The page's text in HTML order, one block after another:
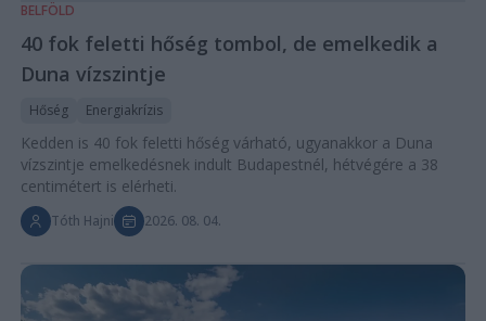
BELFÖLD
40 fok feletti hőség tombol, de emelkedik a
Duna vízszintje
Hőség Energiakrízis
Kedden is 40 fok feletti hőség várható, ugyanakkor a Duna
vízszintje emelkedésnek indult Budapestnél, hétvégére a 38
centimétert is elérheti.
Tóth Hajni 2026. 08. 04.